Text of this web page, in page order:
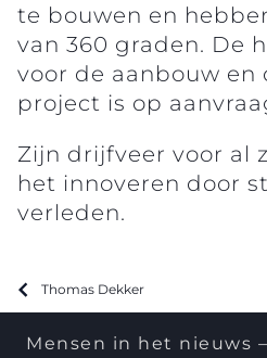
te bouwen en
van 360 graden. De
voor de aanbouw en
project is op
Zijn drijfveer voor al
het innoveren door
verleden.
Thomas Dekker
Mensen in het nieuws